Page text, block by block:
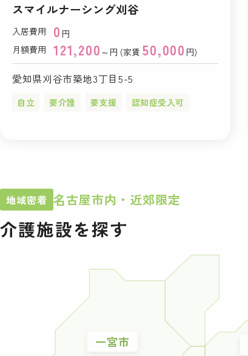
スマイルナーシング刈谷
入居費用 0 円
月額費用
121,200 ～円 (家賃50,000 円)
愛知県刈谷市築地3丁目5-5
自立 要介護 要支援 認知症受入可
地域密着 名古屋市内・近郊限定
介護施設を探す
一宮市